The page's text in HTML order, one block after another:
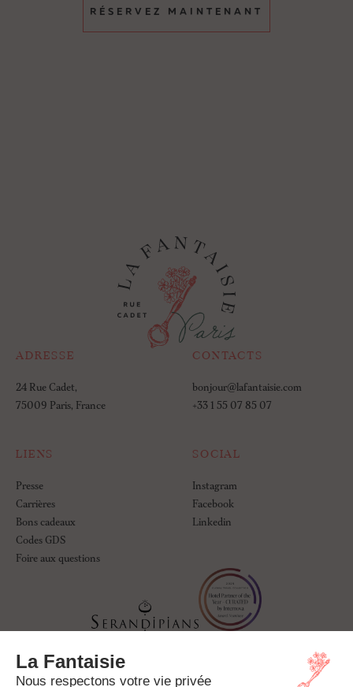
RÉSERVEZ MAINTENANT
ADRESSE
24 Rue Cadet,
75009 Paris, France
CONTACTS
bonjour@lafantaisie.com
+33 1 55 07 85 07
LIENS
Presse
Carrières
Bons cadeaux
Codes GDS
Foire aux questions
SOCIAL
Instagram
Facebook
Linkedin